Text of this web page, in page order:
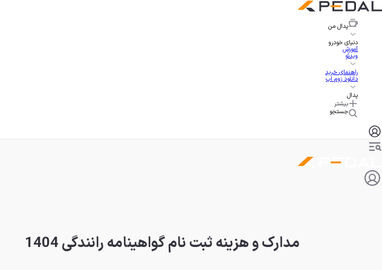
پدال من
دنیای خودرو
آموزش
ویدئو
راهنمای خرید
دانلود زوم اپ
پدال
بیشتر
جستجو
مدارک و هزینه ثبت نام گواهینامه رانندگی 1404